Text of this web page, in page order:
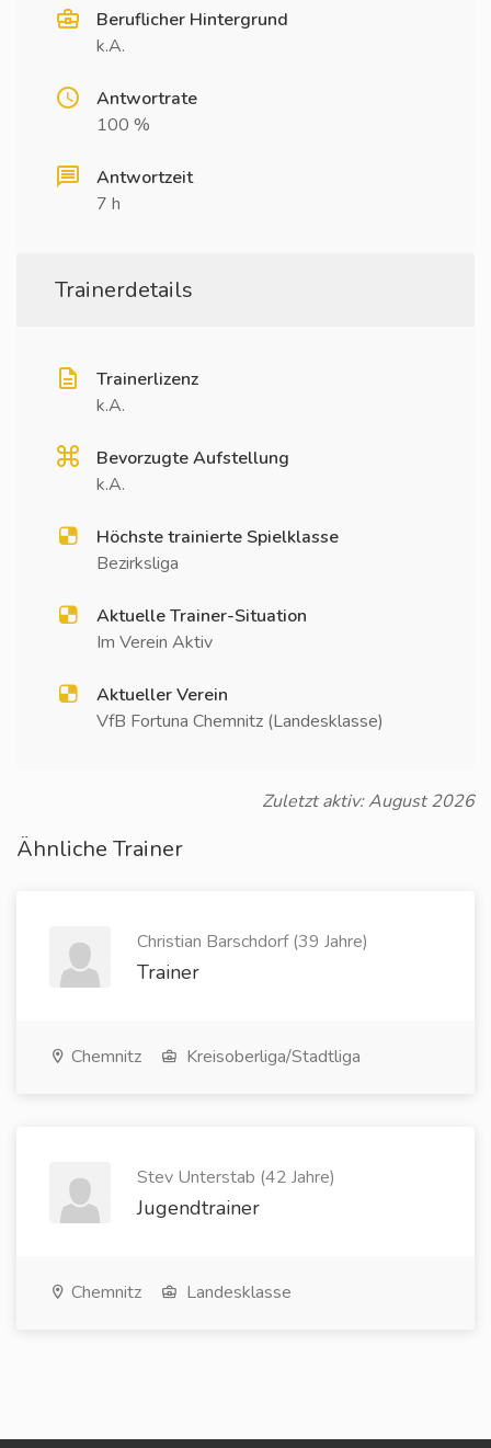
Beruflicher Hintergrund
k.A.
Antwortrate
100 %
Antwortzeit
7 h
Trainerdetails
Trainerlizenz
k.A.
Bevorzugte Aufstellung
k.A.
Höchste trainierte Spielklasse
Bezirksliga
Aktuelle Trainer-Situation
Im Verein Aktiv
Aktueller Verein
VfB Fortuna Chemnitz (Landesklasse)
Zuletzt aktiv: August 2026
Ähnliche Trainer
Christian Barschdorf (39 Jahre)
Trainer
Chemnitz Kreisoberliga/Stadtliga
Stev Unterstab (42 Jahre)
Jugendtrainer
Chemnitz Landesklasse